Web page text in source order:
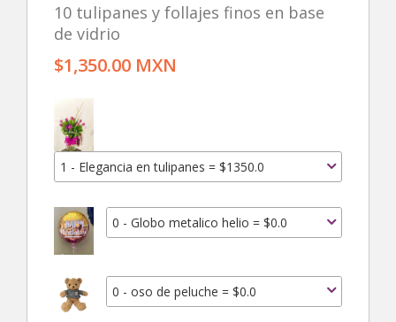
10 tulipanes y follajes finos en base
de vidrio
$1,350.00 MXN
1 - Elegancia en tulipanes = $1350.0
0 - Globo metalico helio = $0.0
0 - oso de peluche = $0.0